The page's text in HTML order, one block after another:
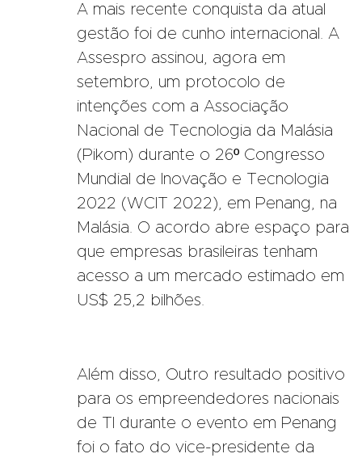
A mais recente conquista da atual
gestão foi de cunho internacional. A
Assespro assinou, agora em
setembro, um protocolo de
intenções com a Associação
Nacional de Tecnologia da Malásia
(Pikom) durante o 26º Congresso
Mundial de Inovação e Tecnologia
2022 (WCIT 2022), em Penang, na
Malásia. O acordo abre espaço para
que empresas brasileiras tenham
acesso a um mercado estimado em
US$ 25,2 bilhões.
Além disso, Outro resultado positivo
para os empreendedores nacionais
de TI durante o evento em Penang
foi o fato do vice-presidente da